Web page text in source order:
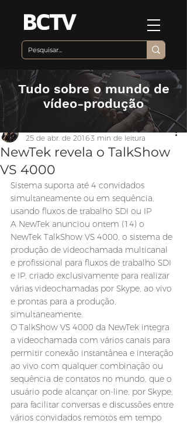
NewTek revela o TalkShow
VS 4000
25 de abr. de 20163 min de leitura
Sistema suporta até 4 convidados
simultaneamente ou em sequência,
usando fluxos de trabalho SDI ou IP
A NewTek anunciou ontem (14) o
NewTek TalkShow VS 4000, o sistema de
produção de videochamada multicanal
e profissional para fluxos de trabalho SDI
e IP, criado exclusivamente para realizar
várias videochamadas por Skype, ao vivo
e prontas para a produção,
simultaneamente.
O TalkShow VS 4000 da NewTek integra
a videochamada com vários canais para
permitir conexão instantânea e interação
ao vivo com qualquer combinação ou
sequência de contatos no mundo, que o
usuário pode alcançar on-line, por Skype,
para facilitar conversas e discussões entre
vários convidados remotos em tempo
Tudo sobre o mundo de
vídeo-produção